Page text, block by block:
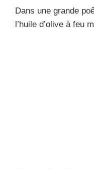
Dans une grande
l’huile d’olive à feu